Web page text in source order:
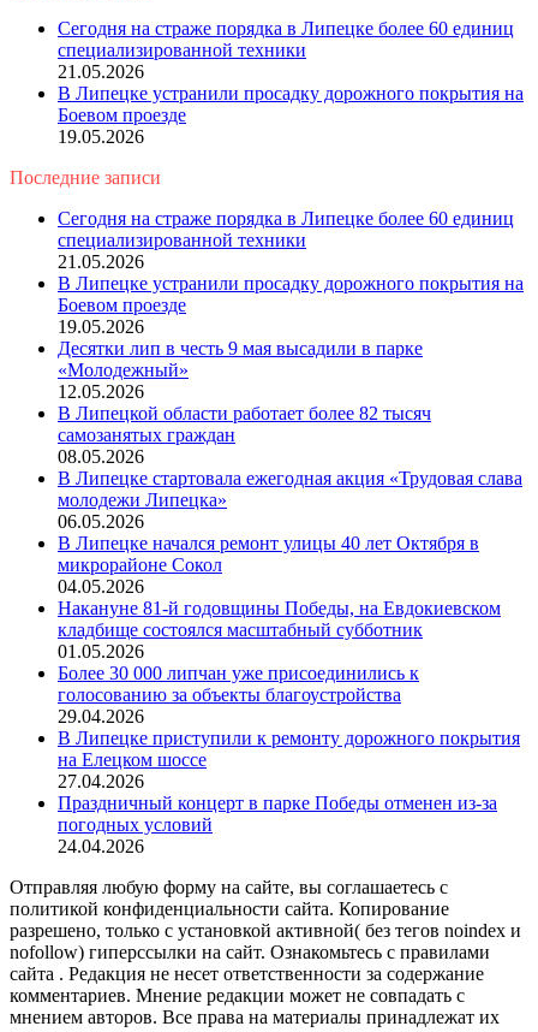
Сегодня на страже порядка в Липецке более 60 единиц
специализированной техники
21.05.2026
В Липецке устранили просадку дорожного покрытия на
Боевом проезде
19.05.2026
Последние записи
Сегодня на страже порядка в Липецке более 60 единиц
специализированной техники
21.05.2026
В Липецке устранили просадку дорожного покрытия на
Боевом проезде
19.05.2026
Десятки лип в честь 9 мая высадили в парке
«Молодежный»
12.05.2026
В Липецкой области работает более 82 тысяч
самозанятых граждан
08.05.2026
В Липецке стартовала ежегодная акция «Трудовая слава
молодежи Липецка»
06.05.2026
В Липецке начался ремонт улицы 40 лет Октября в
микрорайоне Сокол
04.05.2026
Накануне 81-й годовщины Победы, на Евдокиевском
кладбище состоялся масштабный субботник
01.05.2026
Более 30 000 липчан уже присоединились к
голосованию за объекты благоустройства
29.04.2026
В Липецке приступили к ремонту дорожного покрытия
на Елецком шоссе
27.04.2026
Праздничный концерт в парке Победы отменен из-за
погодных условий
24.04.2026
Отправляя любую форму на сайте, вы соглашаетесь с
политикой конфиденциальности сайта. Копирование
разрешено, только с установкой активной( без тегов noindex и
nofollow) гиперссылки на сайт. Ознакомьтесь с правилами
сайта . Редакция не несет ответственности за содержание
комментариев. Мнение редакции может не совпадать с
мнением авторов. Все права на материалы принадлежат их